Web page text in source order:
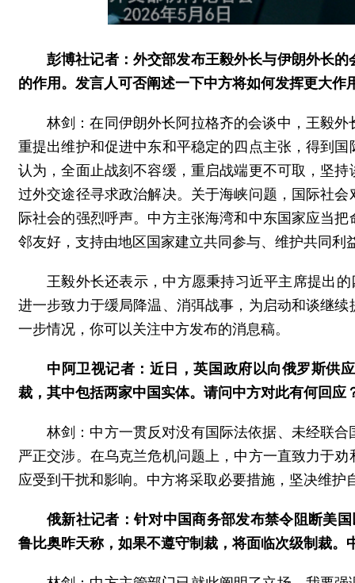
彭博社记者：外交部发布王毅外长与伊朗外长
的作用。发言人可否阐述一下中方将如何发挥更大作
林剑：在同伊朗外长阿拉格齐的会谈中，王毅
重提出维护和促进中东和平稳定的四点主张，得到
认为，全面止战刻不容缓，重启战端更不可取，坚
过外交途径寻求政治解决。关于海峡问题，国际社
际社会的强烈呼声。中方主张海湾和中东国家应当
邻友好，支持由地区国家建立共同参与、维护共同
王毅外长还表示，中方愿秉持习近平主席提出
进一步致力于缓局降温、消弭战事，为启动和谈继
一步情况，你可以关注中方发布的消息稿。
中阿卫视记者：近日，英国政府以向俄罗斯供
裁，其中包括两家中国实体。请问中方对此有何回应
林剑：中方一贯反对没有国际法依据、未经联
严正交涉。在乌克兰危机问题上，中方一直致力于
应受到干扰和影响。中方将采取必要措施，坚决维护
俄新社记者：针对中国商务部发布禁令阻断美
鲁比奥昨天称，如果不遵守制裁，将面临次级制裁。